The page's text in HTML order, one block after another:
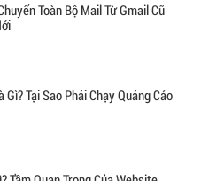
Toàn Bộ Mail Từ Gmail Cũ
Gì? Tại Sao Phải Chạy Quảng Cáo